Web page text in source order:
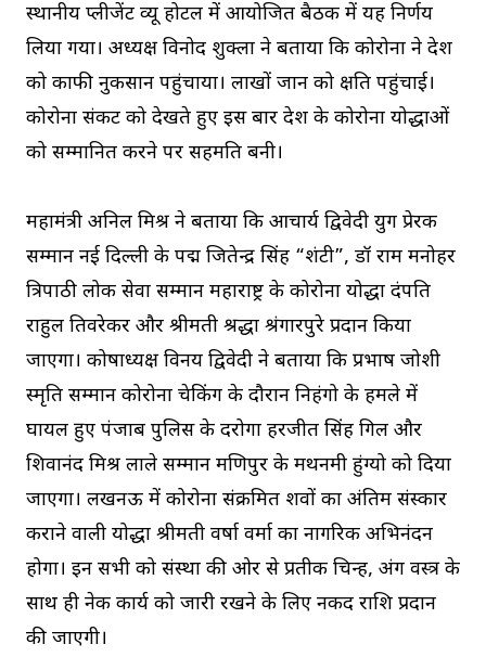
स्थानीय प्लीजेंट व्यू होटल में आयोजित बैठक में यह निर्णय
लिया गया। अध्यक्ष विनोद शुक्ला ने बताया कि कोरोना ने देश
को काफी नुकसान पहुंचाया। लाखों जान को क्षति पहुंचाई।
कोरोना संकट को देखते हुए इस बार देश के कोरोना योद्धाओं
को सम्मानित करने पर सहमति बनी।
महामंत्री अनिल मिश्र ने बताया कि आचार्य द्विवेदी युग प्रेरक
सम्मान नई दिल्ली के पद्म जितेन्द्र सिंह “शंटी”, डॉ राम मनोहर
त्रिपाठी लोक सेवा सम्मान महाराष्ट्र के कोरोना योद्धा दंपति
राहुल तिवरेकर और श्रीमती श्रद्धा श्रंगारपुरे प्रदान किया
जाएगा। कोषाध्यक्ष विनय द्विवेदी ने बताया कि प्रभाष जोशी
स्मृति सम्मान कोरोना चेकिंग के दौरान निहंगो के हमले में
घायल हुए पंजाब पुलिस के दरोगा हरजीत सिंह गिल और
शिवानंद मिश्र लाले सम्मान मणिपुर के मथनमी हुंग्यो को दिया
जाएगा। लखनऊ में कोरोना संक्रमित शवों का अंतिम संस्कार
कराने वाली योद्धा श्रीमती वर्षा वर्मा का नागरिक अभिनंदन
होगा। इन सभी को संस्था की ओर से प्रतीक चिन्ह, अंग वस्त्र के
साथ ही नेक कार्य को जारी रखने के लिए नकद राशि प्रदान
की जाएगी।